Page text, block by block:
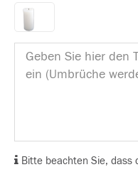
Bitte beachten Sie, dass